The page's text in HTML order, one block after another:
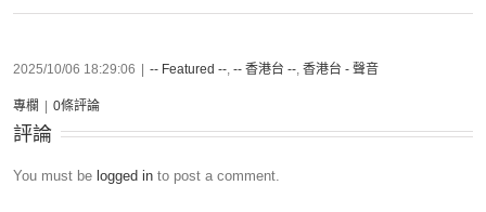
2025/10/06 18:29:06 -- Featured --, -- 香港台 --, 香港台 - 聲音
專欄 0條評論
評論
You must be logged in to post a comment.